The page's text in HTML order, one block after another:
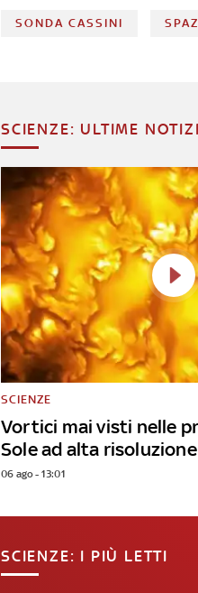
SONDA CASSINI
SCIENZE: ULTIME
Vortici mai visti nelle
Sole ad alta risoluzione
SCIENZE
06 ago - 13:01
SCIENZE: I PIÙ LETTI